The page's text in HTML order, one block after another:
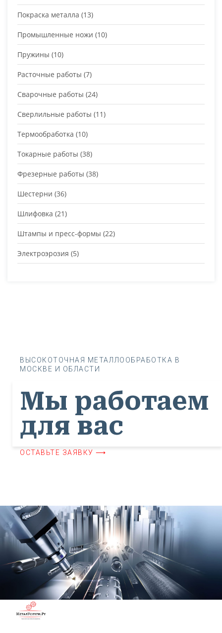
Покраска металла (13)
Промышленные ножи (10)
Пружины (10)
Расточные работы (7)
Сварочные работы (24)
Сверлильные работы (11)
Термообработка (10)
Токарные работы (38)
Фрезерные работы (38)
Шестерни (36)
Шлифовка (21)
Штампы и пресс-формы (22)
Электроэрозия (5)
ВЫСОКОТОЧНАЯ МЕТАЛЛООБРАБОТКА В
МОСКВЕ И ОБЛАСТИ
Мы работаем
для вас
ОСТАВЬТЕ ЗАЯВКУ ⟶